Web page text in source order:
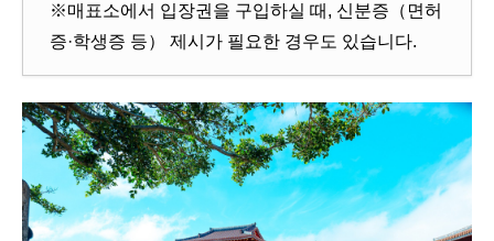
※매표소에서 입장권을 구입하실 때, 신분증（면허
증·학생증 등） 제시가 필요한 경우도 있습니다.